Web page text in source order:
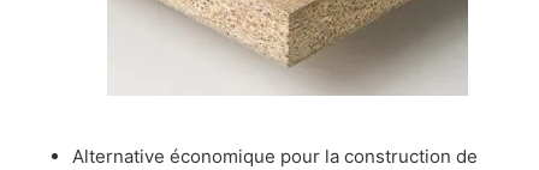
Alternative économique pour la construction de